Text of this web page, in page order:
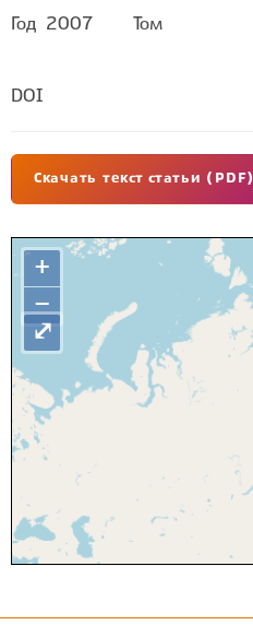
Год 2007 Том
DOI
Скачать текст статьи (PDF)
+
−
⤢